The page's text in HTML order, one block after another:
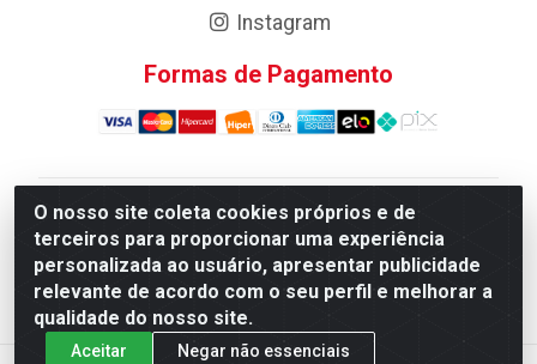
O nosso site coleta cookies próprios e de
terceiros para proporcionar uma experiência
personalizada ao usuário, apresentar publicidade
relevante de acordo com o seu perfil e melhorar a
qualidade do nosso site.
Aceitar Negar não essenciais
Instagram
Formas de Pagamento
Atacadao da Limpeza F. Pereira Queiroz Comercio e
Distribuicao LTDA - Quadra Qi 10 Lotes 39 e, 41 - Setor
Industrial (Taguatinga), Brasília/DF - CEP 72.135-100 -
CNPJ 13.184.675/0001-80